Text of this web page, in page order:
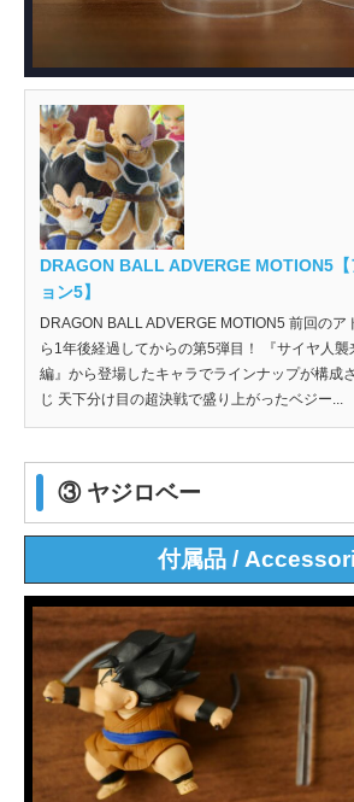
DRAGON BALL ADVERGE MOTION5
ョン5】
DRAGON BALL ADVERGE MOTION5 前回のア
ら1年後経過してからの第5弾目！ 『サイヤ人
編』から登場したキャラでラインナップが構成
じ 天下分け目の超決戦で盛り上がったベジー...
③ ヤジロベー
付属品 /